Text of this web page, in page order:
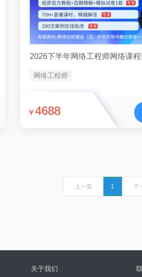
网络工程师
￥4688
上一页 1 下
关于我们